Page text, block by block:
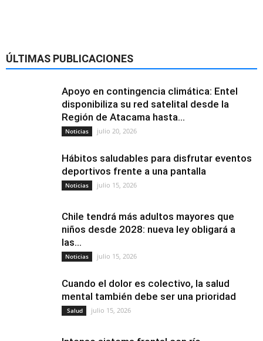
ÚLTIMAS PUBLICACIONES
Apoyo en contingencia climática: Entel
disponibiliza su red satelital desde la
Región de Atacama hasta...
Noticias julio 20, 2026
Hábitos saludables para disfrutar eventos
deportivos frente a una pantalla
Noticias julio 15, 2026
Chile tendrá más adultos mayores que
niños desde 2028: nueva ley obligará a
las...
Noticias julio 15, 2026
Cuando el dolor es colectivo, la salud
mental también debe ser una prioridad
Salud julio 15, 2026